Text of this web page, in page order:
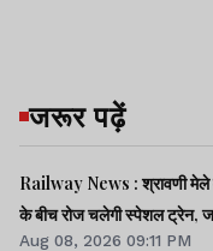
जरूर पढ़ें
Railway News : श्रावणी मेले
के बीच रोज चलेगी स्पेशल ट्रेन,
Aug 08, 2026 09:11 PM